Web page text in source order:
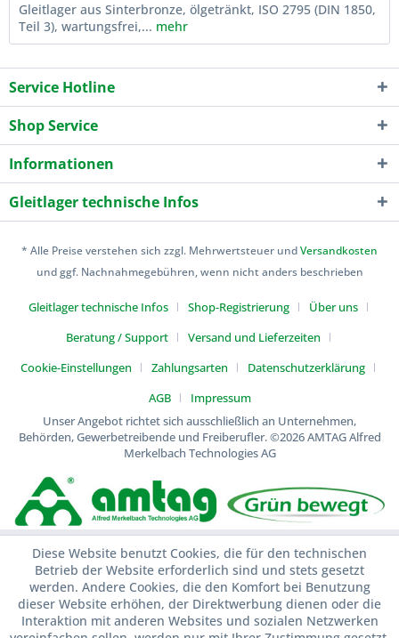
Gleitlager aus Sinterbronze, ölgetränkt, ISO 2795 (DIN 1850,
Teil 3), wartungsfrei,... mehr
Service Hotline
Shop Service
Informationen
Gleitlager technische Infos
* Alle Preise verstehen sich zzgl. Mehrwertsteuer undVersandkosten
und ggf. Nachnahmegebühren, wenn nicht anders beschrieben
Gleitlager technische Infos Shop-Registrierung
Über uns
Beratung / Support
Versand und Lieferzeiten
Cookie-Einstellungen
Zahlungsarten
Datenschutzerklärung
AGB
Impressum
Unser Angebot richtet sich ausschließlich an Unternehmen,
Behörden, Gewerbetreibende und Freiberufler.©2026 AMTAG Alfred
Merkelbach Technologies AG
Diese Website benutzt Cookies, die für den technischen
Betrieb der Website erforderlich sind und stets gesetzt
werden. Andere Cookies, die den Komfort bei Benutzung
dieser Website erhöhen, der Direktwerbung dienen oder die
Interaktion mit anderen Websites und sozialen Netzwerken